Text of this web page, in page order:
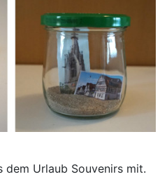
dem Urlaub Souvenirs mit.